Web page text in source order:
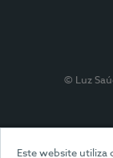
Este website utiliza
© Luz